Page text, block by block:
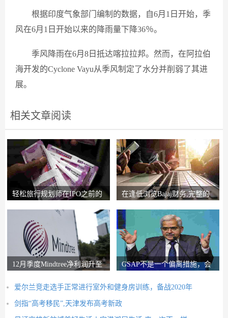
根据印度气象部门编制的数据，自6月1日开始，季
风在6月1日开始以来的降雨量下降36％。
季风降雨在6月8日抵达喀拉拉邦。然而，在阿拉伯
海开发的Cyclone Vayu从季风制定了水分并削弱了其进
展。
相关文章阅读
轻松旅行规划师在IPO之前的
在逢低浏览Bajaj财务;完整的
12月季度Mindtree净利润升至
GSAP不是一个偏离措施，会
爱尔兰竞走选手正常进行室外和健身房训练，备战2020年
剑指“高考移民”,天津发布高考新政